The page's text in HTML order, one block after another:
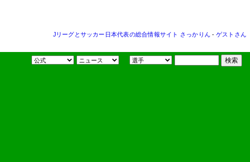
Jリーグとサッカー日本代表の総合情報サイト さっかりん - ゲストさん